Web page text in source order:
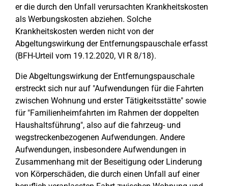
er die durch den Unfall verursachten Krankheitskosten
als Werbungskosten abziehen. Solche
Krankheitskosten werden nicht von der
Abgeltungswirkung der Entfernungspauschale erfasst
(BFH-Urteil vom 19.12.2020, VI R 8/18).
Die Abgeltungswirkung der Entfernungspauschale
erstreckt sich nur auf "Aufwendungen für die Fahrten
zwischen Wohnung und erster Tätigkeitsstätte" sowie
für "Familienheimfahrten im Rahmen der doppelten
Haushaltsführung", also auf die fahrzeug- und
wegstreckenbezogenen Aufwendungen. Andere
Aufwendungen, insbesondere Aufwendungen in
Zusammenhang mit der Beseitigung oder Linderung
von Körperschäden, die durch einen Unfall auf einer